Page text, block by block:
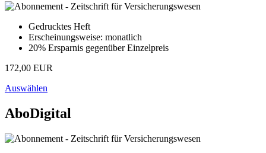
Gedrucktes Heft
Erscheinungsweise: monatlich
20% Ersparnis gegenüber Einzelpreis
172,00 EUR
Auswählen
AboDigital